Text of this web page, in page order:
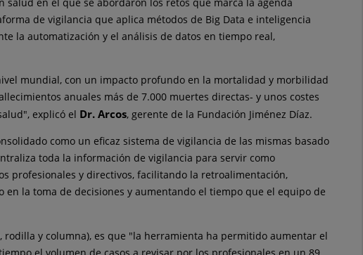
de vigilancia que aplica métodos de Big Data e inteligencia
la automatización y el análisis de datos en tiempo real,
mundial, con un impacto profundo en la mortalidad y morbilidad
anuales más de 7.000 muertes directas- y unos costes
explicó el Dr. Arcos, gerente de la Fundación Jiménez Díaz.
como un eficaz sistema de vigilancia de las mismas basado
toda la información de vigilancia para servir como
profesionales y directivos, facilitando la retroalimentación,
la toma de decisiones y aumentando el tiempo que el equipo de
y columna), es que "la herramienta ha permitido aumentar el